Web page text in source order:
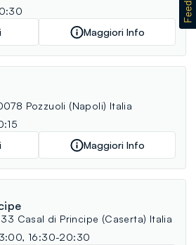
Maggiori Info
Pozzuoli (Napoli) Italia
Maggiori Info
Casal di Principe (Caserta) Italia
16:30-20:30